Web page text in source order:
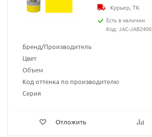
Бренд/Производитель
Цвет
Объем
Код оттенка по производителю
Серия
Отложить
Курьер, ТК
Есть в наличии
Код: JAC-JAB2400